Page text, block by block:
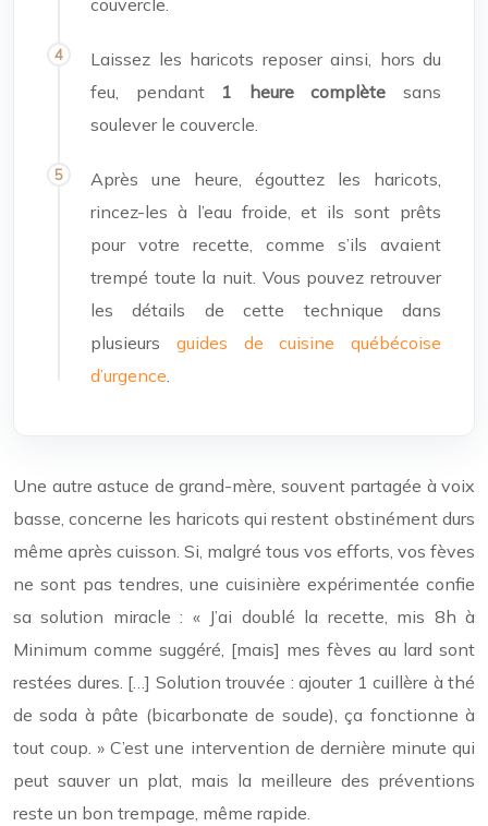
couvercle.
Laissez les haricots reposer ainsi, hors du
feu, pendant 1 heure complète sans
soulever le couvercle.
Après une heure, égouttez les haricots,
rincez-les à l’eau froide, et ils sont prêts
pour votre recette, comme s’ils avaient
trempé toute la nuit. Vous pouvez retrouver
les détails de cette technique dans
plusieurs guides de cuisine québécoise
d’urgence.
Une autre astuce de grand-mère, souvent partagée à voix
basse, concerne les haricots qui restent obstinément durs
même après cuisson. Si, malgré tous vos efforts, vos fèves
ne sont pas tendres, une cuisinière expérimentée confie
sa solution miracle : « J’ai doublé la recette, mis 8h à
Minimum comme suggéré, [mais] mes fèves au lard sont
restées dures. […] Solution trouvée : ajouter 1 cuillère à thé
de soda à pâte (bicarbonate de soude), ça fonctionne à
tout coup. » C’est une intervention de dernière minute qui
peut sauver un plat, mais la meilleure des préventions
reste un bon trempage, même rapide.